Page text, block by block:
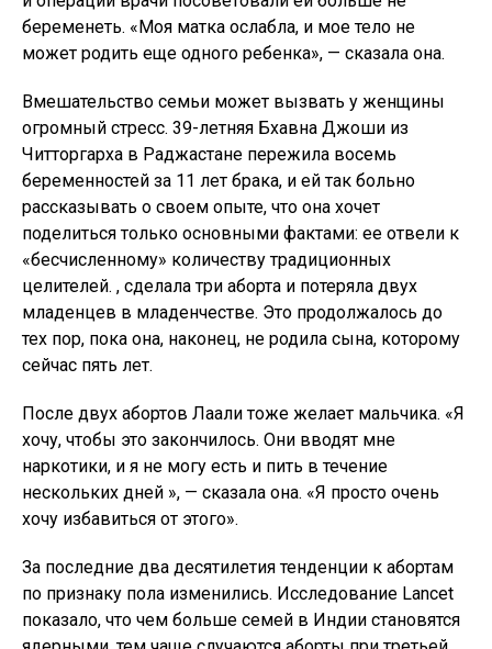
наркотики, и я не могу есть и пить в течение
нескольких дней », — сказала она. «Я просто очень
хочу избавиться от этого».
За последние два десятилетия тенденции к абортам
по признаку пола изменились. Исследование Lancet
показало, что чем больше семей в Индии становятся
ядерными, тем чаще случаются аборты при третьей
беременности. «Семьи позволяют природе решать
дважды, но затем — в третий раз — они следят за тем,
чтобы это был мальчик», — сказал Джа. «Насилие в
отношении женщин — это культурное явление в
Индии. Проблема будет усугубляться, прежде чем
станет лучше ».
После рождения двух дочерей 36-летняя Минакши
была взята ее родственниками на пренатальный
половой тест, когда она забеременела в третий раз.
«Район был совершенно безлюдным и скрытым», —
говорит она, прячась в другом доме во время
интервью. «Я был напуган. Это была необычная
клиника ».
Минакши, которая в настоящее время находится на
седьмом месяце беременности, не получила прямого